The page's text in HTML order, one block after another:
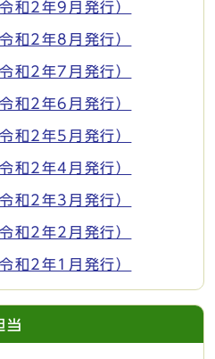
和2年9月発行）
和2年8月発行）
和2年7月発行）
和2年6月発行）
和2年5月発行）
和2年4月発行）
和2年3月発行）
和2年2月発行）
和2年1月発行）
当